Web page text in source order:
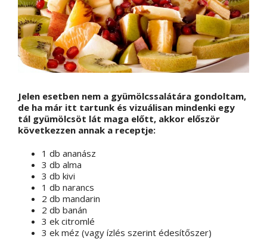
Jelen esetben nem a gyümölcssalátára gondoltam,
de ha már itt tartunk és vizuálisan mindenki egy
tál gyümölcsöt lát maga előtt, akkor először
következzen annak a receptje:
1 db ananász
3 db alma
3 db kivi
1 db narancs
2 db mandarin
2 db banán
3 ek citromlé
3 ek méz (vagy ízlés szerint édesítőszer)